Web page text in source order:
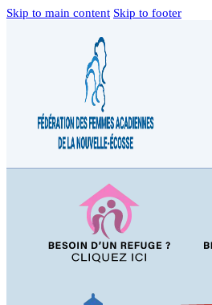
Skip to main content Skip to footer